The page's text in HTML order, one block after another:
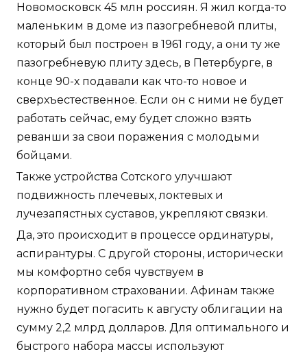
Новомосковск 45 млн россиян. Я жил когда-то
маленьким в доме из пазогребневой плиты,
который был построен в 1961 году, а они ту же
пазогребневую плиту здесь, в Петербурге, в
конце 90-х подавали как что-то новое и
сверхъестественное. Если он с ними не будет
работать сейчас, ему будет сложно взять
реванши за свои поражения с молодыми
бойцами.
Также устройства Сотского улучшают
подвижность плечевых, локтевых и
лучезапястных суставов, укрепляют связки.
Да, это происходит в процессе ординатуры,
аспирантуры. С другой стороны, исторически
мы комфортно себя чувствуем в
корпоративном страховании. Афинам также
нужно будет погасить к августу облигации на
сумму 2,2 млрд долларов. Для оптимального и
быстрого набора массы используют